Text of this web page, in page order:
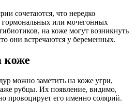
сочетаются, что нередко
гормональных или мочегонных
на коже могут возникнуть
они встречаются у беременных.
коже
можно заметить на коже угри,
рубцы. Их появление, видимо,
провоцирует его именно солярий.